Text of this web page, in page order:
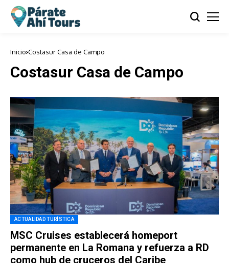
Inicio Costasur Casa de Campo
Costasur Casa de Campo
ACTUALIDAD TURÍSTICA
MSC Cruises establecerá homeport
permanente en La Romana y refuerza a RD
como hub de cruceros del Caribe